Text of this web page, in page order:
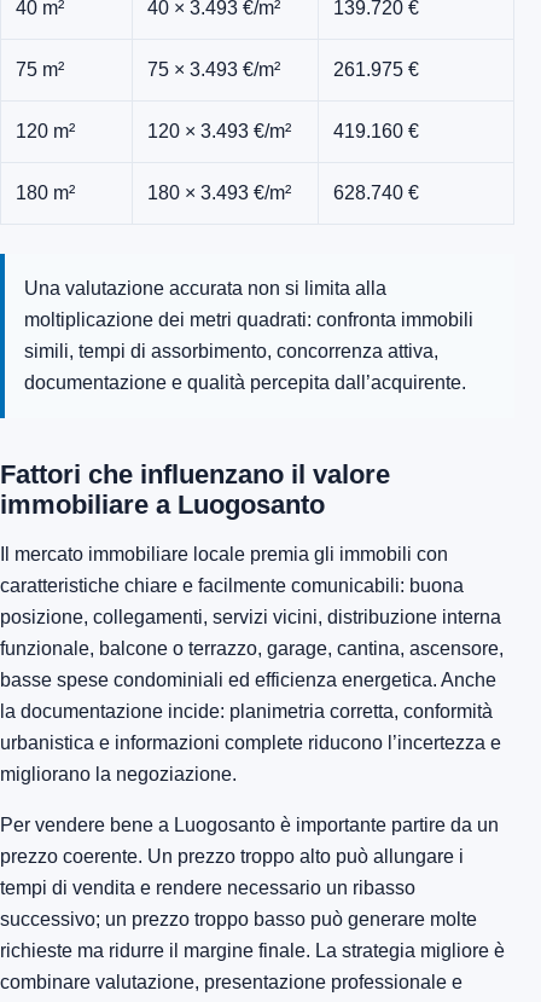
40 m² 40 × 3.493 €/m² 139.720 €
75 m² 75 × 3.493 €/m² 261.975 €
120 m² 120 × 3.493 €/m² 419.160 €
180 m² 180 × 3.493 €/m² 628.740 €
Una valutazione accurata non si limita alla
moltiplicazione dei metri quadrati: confronta immobili
simili, tempi di assorbimento, concorrenza attiva,
documentazione e qualità percepita dall’acquirente.
Fattori che influenzano il valore
immobiliare a Luogosanto
Il mercato immobiliare locale premia gli immobili con
caratteristiche chiare e facilmente comunicabili: buona
posizione, collegamenti, servizi vicini, distribuzione interna
funzionale, balcone o terrazzo, garage, cantina, ascensore,
basse spese condominiali ed efficienza energetica. Anche
la documentazione incide: planimetria corretta, conformità
urbanistica e informazioni complete riducono l’incertezza e
migliorano la negoziazione.
Per vendere bene a Luogosanto è importante partire da un
prezzo coerente. Un prezzo troppo alto può allungare i
tempi di vendita e rendere necessario un ribasso
successivo; un prezzo troppo basso può generare molte
richieste ma ridurre il margine finale. La strategia migliore è
combinare valutazione, presentazione professionale e